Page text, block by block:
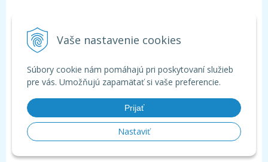
Vaše nastavenie cookies
Súbory cookie nám pomáhajú pri poskytovaní služieb
pre vás. Umožňujú zapamätať si vaše preferencie.
Prijať
Nastaviť
Mobil:+421 948 120 323
Chat:WhatsApp
Chat:Viber
© 2026 Aquagarden - široká ponuka produktov pre záhradné a kúpacie